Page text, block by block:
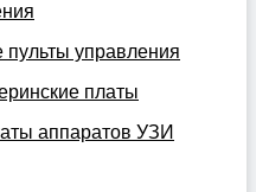
управления
платы
аппаратов УЗИ